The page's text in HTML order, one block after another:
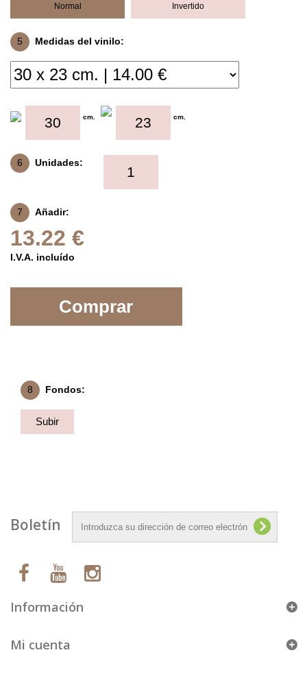
Normal Invertido
5 Medidas del vinilo:
cm. cm.
6 Unidades:
7 Añadir:
13.22 €
I.V.A. incluído
Comprar
8 Fondos:
Subir
Boletín
Información
Mi cuenta